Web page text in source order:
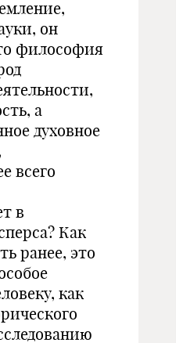
он
философия
а
духовное
всего
в
Как
ранее, это
как